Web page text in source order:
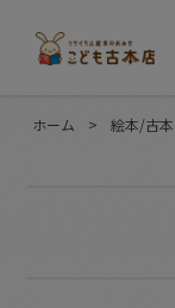
ホーム > 絵本/古本